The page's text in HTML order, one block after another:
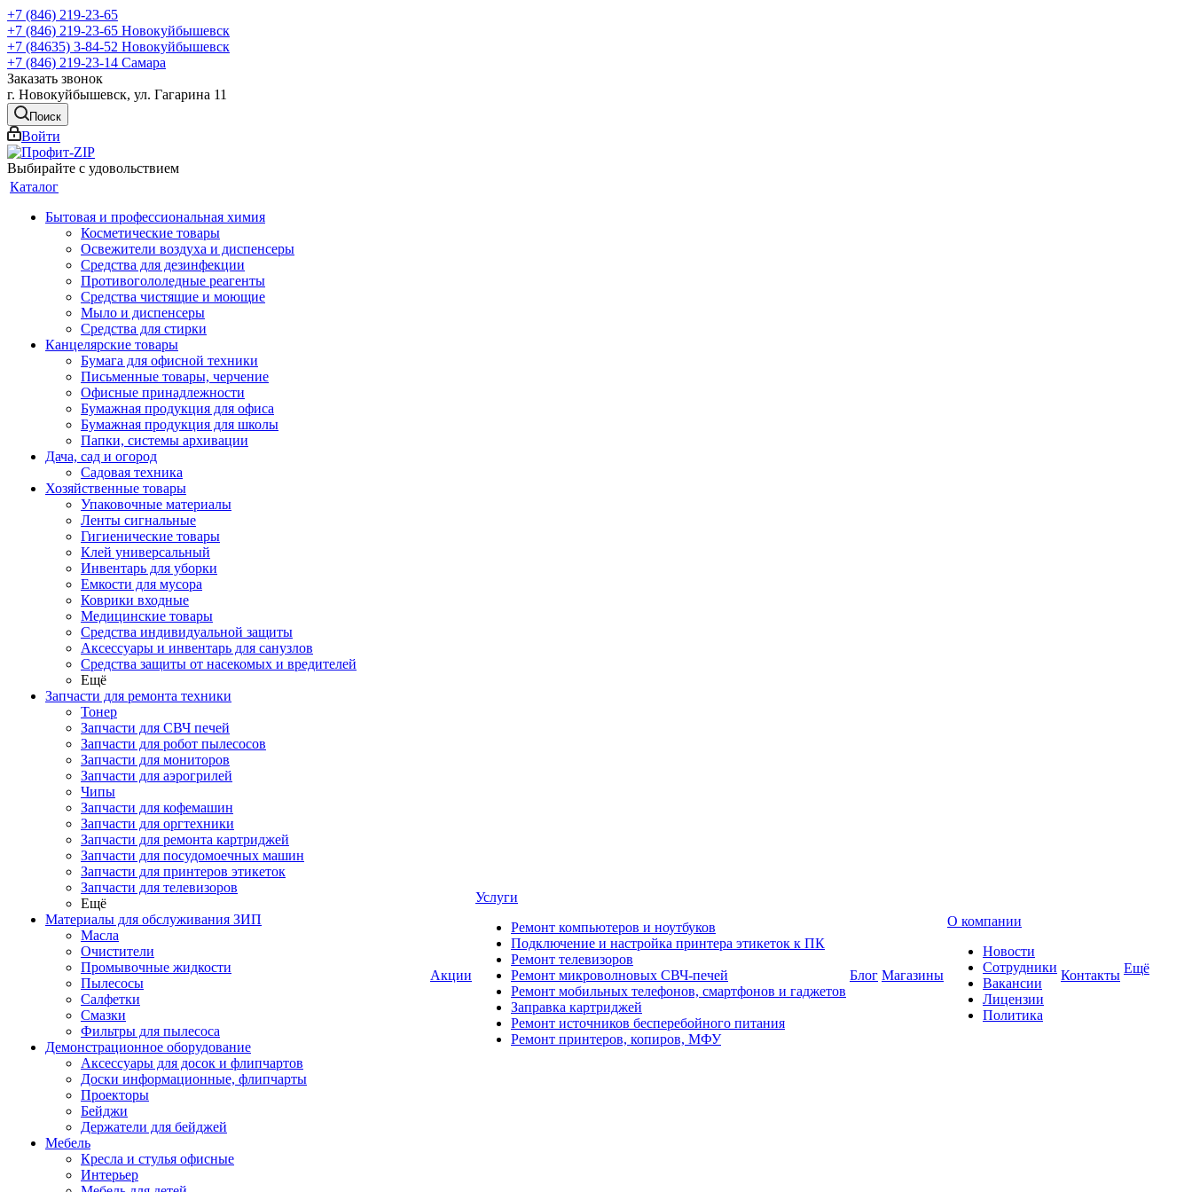
+7 (846) 219-23-65
+7 (846) 219-23-65 Новокуйбышевск
+7 (84635) 3-84-52 Новокуйбышевск
+7 (846) 219-23-14 Самара
Заказать звонок
г. Новокуйбышевск, ул. Гагарина 11
Поиск
Войти
Выбирайте с удовольствием
Каталог
Бытовая и профессиональная химия
Косметические товары
Освежители воздуха и диспенсеры
Средства для дезинфекции
Противогололедные реагенты
Средства чистящие и моющие
Мыло и диспенсеры
Средства для стирки
Канцелярские товары
Бумага для офисной техники
Письменные товары, черчение
Офисные принадлежности
Бумажная продукция для офиса
Бумажная продукция для школы
Папки, системы архивации
Дача, сад и огород
Садовая техника
Хозяйственные товары
Упаковочные материалы
Ленты сигнальные
Гигиенические товары
Клей универсальный
Инвентарь для уборки
Емкости для мусора
Коврики входные
Медицинские товары
Средства индивидуальной защиты
Аксессуары и инвентарь для санузлов
Средства защиты от насекомых и вредителей
Ещё
Запчасти для ремонта техники
Тонер
Запчасти для СВЧ печей
Запчасти для робот пылесосов
Запчасти для мониторов
Запчасти для аэрогрилей
Чипы
Запчасти для кофемашин
Запчасти для оргтехники
Запчасти для ремонта картриджей
Запчасти для посудомоечных машин
Запчасти для принтеров этикеток
Запчасти для телевизоров
Ещё
Материалы для обслуживания ЗИП
Масла
Очистители
Промывочные жидкости
Пылесосы
Салфетки
Смазки
Фильтры для пылесоса
Демонстрационное оборудование
Аксессуары для досок и флипчартов
Доски информационные, флипчарты
Проекторы
Бейджи
Держатели для бейджей
Мебель
Кресла и стулья офисные
Интерьер
Акции
Услуги
Ремонт компьютеров и ноутбуков
Подключение и настройка принтера этикеток к ПК
Ремонт телевизоров
Ремонт микроволновых СВЧ-печей
Ремонт мобильных телефонов, смартфонов и гаджетов
Заправка картриджей
Ремонт источников бесперебойного питания
Ремонт принтеров, копиров, МФУ
Блог Магазины
О компании
Новости
Сотрудники
Вакансии
Лицензии
Политика
Контакты Ещё